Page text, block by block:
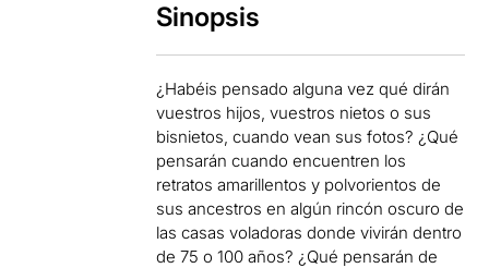
Sinopsis
¿Habéis pensado alguna vez qué dirán
vuestros hijos, vuestros nietos o sus
bisnietos, cuando vean sus fotos? ¿Qué
pensarán cuando encuentren los
retratos amarillentos y polvorientos de
sus ancestros en algún rincón oscuro de
las casas voladoras donde vivirán dentro
de 75 o 100 años? ¿Qué pensarán de